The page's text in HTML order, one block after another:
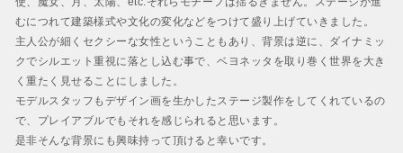
むにつれて建築様式や文化の変化などをつけて盛り上げていきました。
主人公が細くセクシーな女性ということもあり、背景は逆に、ダイナミッ
クでシルエット重視に落とし込む事で、ベヨネッタを取り巻く世界を大き
く重たく見せることにしました。
モデルスタッフもデザイン画を生かしたステージ製作をしてくれているの
で、プレイアブルでもそれを感じられると思います。
是非そんな背景にも興味持って頂けると幸いです。